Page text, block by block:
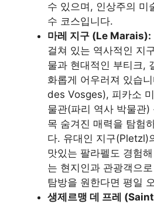
수 있으며, 인상주의 미
수 코스입니다.
마레 지구 (Le Marais):
걸쳐 있는 역사적인 지
물과 현대적인 부티크,
화롭게 어우러져 있습
des Vosges), 피카소
물관(파리 역사 박물관)
목 숨겨진 매력을 탐험
다. 유대인 지구(Pletzl)
맛있는 팔라펠도 경험
는 현지인과 관광객으
탐방을 원한다면 평일
생제르맹 데 프레